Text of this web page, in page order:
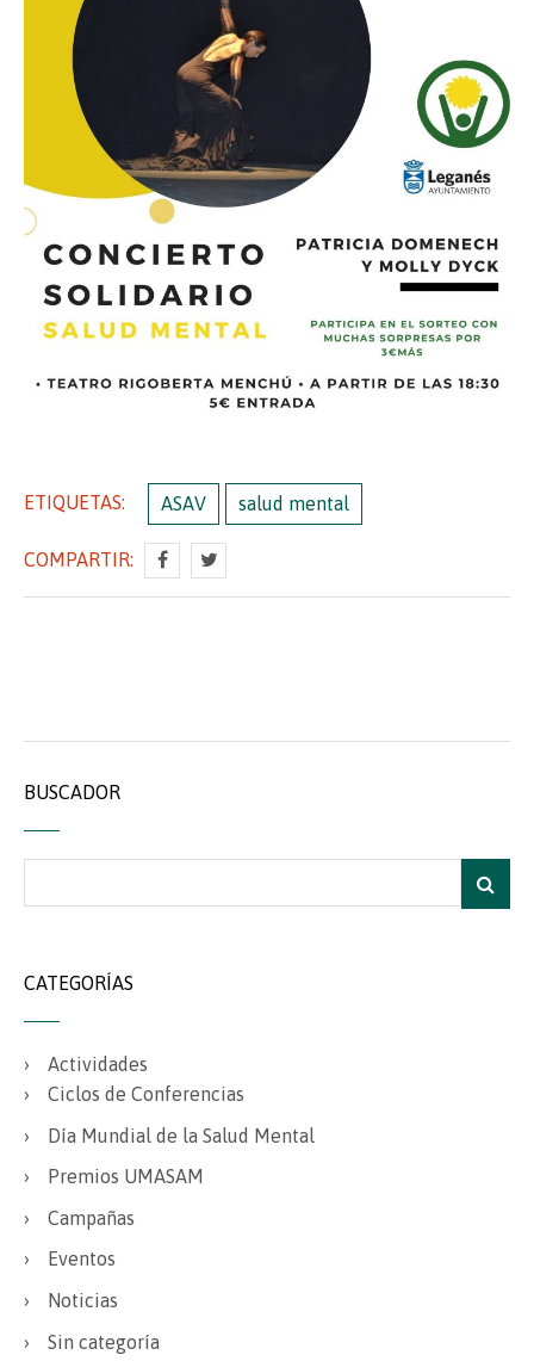
ETIQUETAS: ASAV salud mental
COMPARTIR:
BUSCADOR
CATEGORÍAS
Actividades
Ciclos de Conferencias
Día Mundial de la Salud Mental
Premios UMASAM
Campañas
Eventos
Noticias
Sin categoría